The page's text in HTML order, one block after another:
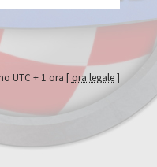
UTC + 1 ora [ ora legale]